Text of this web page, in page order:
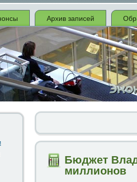
Архив записей
Бюджет
миллионов